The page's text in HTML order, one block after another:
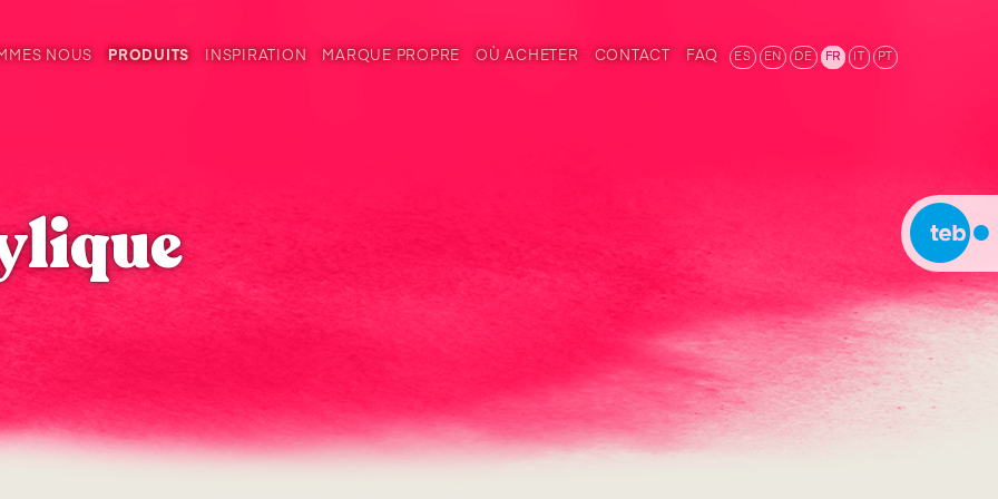
NOUS PRODUITS INSPIRATION MARQUE PROPRE OÙ ACHETER CONTACT FAQ ES EN DE FR PT